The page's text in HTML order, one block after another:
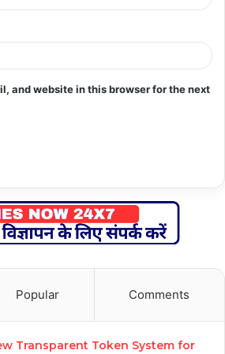
and website in this browser for the next
Popular Comments
Transparent Token System for